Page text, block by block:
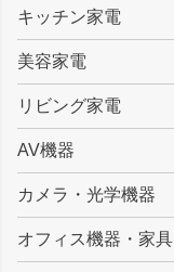
キッチン家電
美容家電
リビング家電
AV機器
カメラ・光学機器
オフィス機器・家具